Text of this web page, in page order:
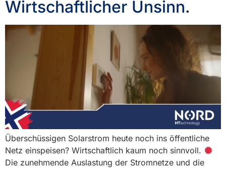
Wirtschaftlicher Unsinn.
Überschüssigen Solarstrom heute noch ins öffentliche
Netz einspeisen? Wirtschaftlich kaum noch sinnvoll.
Die zunehmende Auslastung der Stromnetze und die